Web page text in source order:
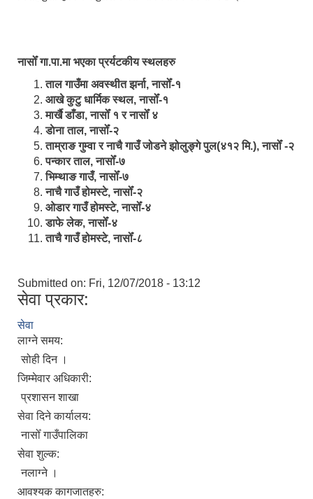
नासोँ गा.पा.मा भएका प्रर्यटकीय स्थलहरु
ताल गाउँमा अवस्थीत झर्ना, नासोँ-१
आखे कुटु धार्मिक स्थल, नासोँ-१
मार्खै डाँडा, नासोँ १ र नासोँ ४
डाेना ताल, नासोँ-२
ताम्राङ गुम्वा र नाचै गाउँ जोडने झोलुङ्गे पुल(४१२ मि.), नासोँ -२
पन्कार ताल, नासोँ-७
भिम्थाङ गाउँ, नासोँ-७
नाचै गाउँ होमस्टे, नासोँ-२
ओ‍‍‌डार गाउँ होमस्टे, नासोँ-४
डाफे लेक, नासोँ-४
ताचै गाउँ होमस्टे, नासोँ-८
Submitted on: Fri, 12/07/2018 - 13:12
सेवा प्रकार:
सेवा
लाग्ने समय:
सोही दिन ।
जिम्मेवार अधिकारी:
प्रशासन शाखा
सेवा दिने कार्यालय:
नासोँ गाउँपालिका
सेवा शुल्क:
नलाग्‍ने ।
आवश्यक कागजातहरु: